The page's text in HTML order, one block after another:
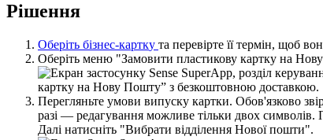
Рішення
Оберіть бізнес-картку та перевірте її термін, щоб вон
Оберіть меню "Замовити пластикову картку на Нову
Перегляньте умови випуску картки. Обов'язково зві
разі — редагування можливе тільки двох символів.
Далі натисніть "Вибрати відділення Нової пошти".